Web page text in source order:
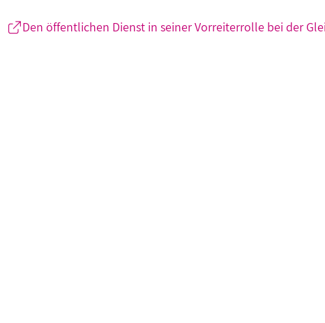
Den öffentlichen Dienst in seiner Vorreiterrolle bei der